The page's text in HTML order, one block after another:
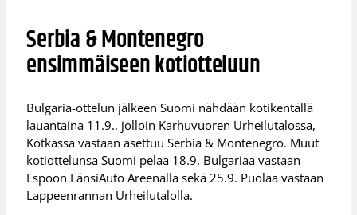
Serbia & Montenegro
ensimmäiseen kotiotteluun
Bulgaria-ottelun jälkeen Suomi nähdään kotikentällä
lauantaina 11.9., jolloin Karhuvuoren Urheilutalossa,
Kotkassa vastaan asettuu Serbia & Montenegro. Muut
kotiottelunsa Suomi pelaa 18.9. Bulgariaa vastaan
Espoon LänsiAuto Areenalla sekä 25.9. Puolaa vastaan
Lappeenrannan Urheilutalolla.